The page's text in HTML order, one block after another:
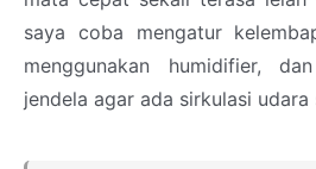
saya coba mengatur
menggunakan humidifier,
jendela agar ada sirkulasi udara